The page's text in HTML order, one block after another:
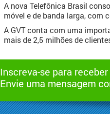
A nova Telefônica Brasil
móvel e de banda larga, com
A GVT conta com uma
mais de 2,5 milhões de
Inscreva-se para
Envie uma mensagem